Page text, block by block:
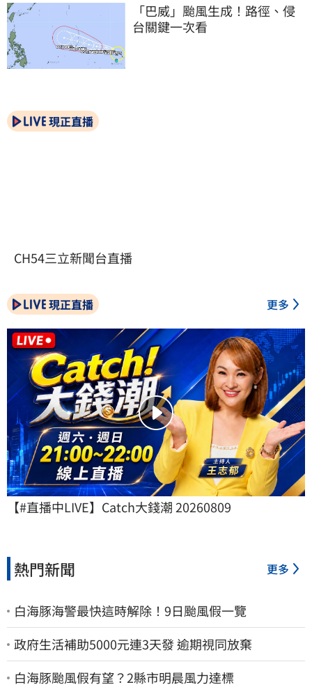
「巴威」颱風生成！路徑、侵
台關鍵一次看
現正直播
CH54三立新聞台直播
現正直播 更多
【#直播中LIVE】Catch大錢潮 20260809
熱門新聞 更多
白海豚海警最快這時解除！9日颱風假一覽
政府生活補助5000元連3天發 逾期視同放棄
白海豚颱風假有望？2縣市明晨風力達標